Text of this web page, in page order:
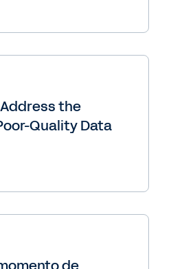
Address the
Quality Data